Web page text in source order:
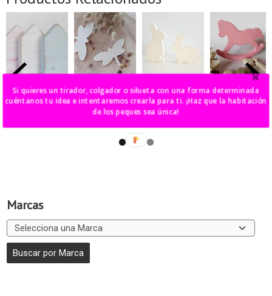
Marcas
casa madera
grande
pack 5
libélulas
13,00 €
pack dos
conejos
22,00 €
caballito
balancín
Si quieres un tirador, colgador o silueta con una forma determinada
cuéntanos tu idea e intentaremos crearla para ti. ¡Haz que la habitación
de los peques sea única!